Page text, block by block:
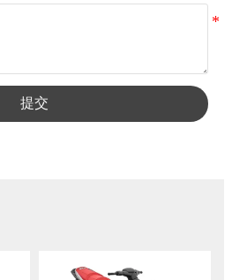
提交